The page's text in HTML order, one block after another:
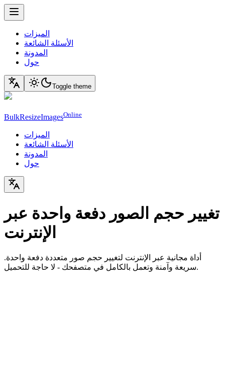
الميزات
الأسئلة الشائعة
المدونة
حول
Toggle theme
BulkResizeImagesOnline
الميزات
الأسئلة الشائعة
المدونة
حول
تغيير حجم الصور دفعة واحدة عبر
الإنترنت
أداة مجانية عبر الإنترنت لتغيير حجم صور متعددة دفعة واحدة.
سريعة وآمنة وتعمل بالكامل في متصفحك - لا حاجة للتحميل.